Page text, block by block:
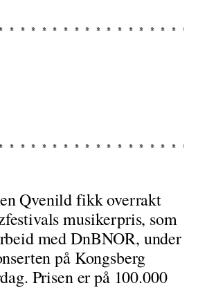
Qvenild fikk overrakt
musikerpris, som
med DnBNOR, under
på Kongsberg
Prisen er på 100.000